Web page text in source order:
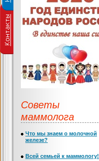
Советы
маммолога
Что мы знаем о молочной
железе?
Всей семьей к маммологу!